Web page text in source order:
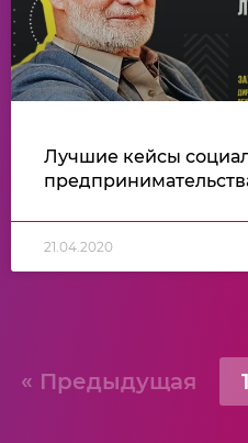
Лучшие кейсы
21.04.2020
« Предыдущая 1